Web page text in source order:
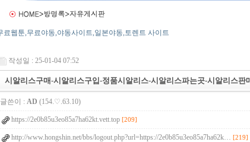
작성일 : 25-01-04 07:52
시알리스구매-시알리스구입-정품시알리스-시알리스파는곳-시알리스판
글쓴이 : AD (154.♡.63.10)
https://2e0b85u3eo85a7ha62kt.vett.top [209]
http://www.hongshin.net/bbs/logout.php?url=https://2e0b85u3eo85a7ha62k… [219]